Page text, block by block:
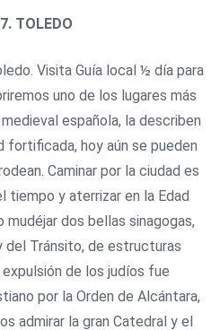
TOLEDO
Visita Guía local ½ día para
uno de los lugares más
española, la describen
fortificada, hoy aún se pueden
Caminar por la ciudad es
tiempo y aterrizar en la Edad
mudéjar dos bellas sinagogas,
del Tránsito, de estructuras
de los judíos fue
por la Orden de Alcántara,
admirar la gran Catedral y el